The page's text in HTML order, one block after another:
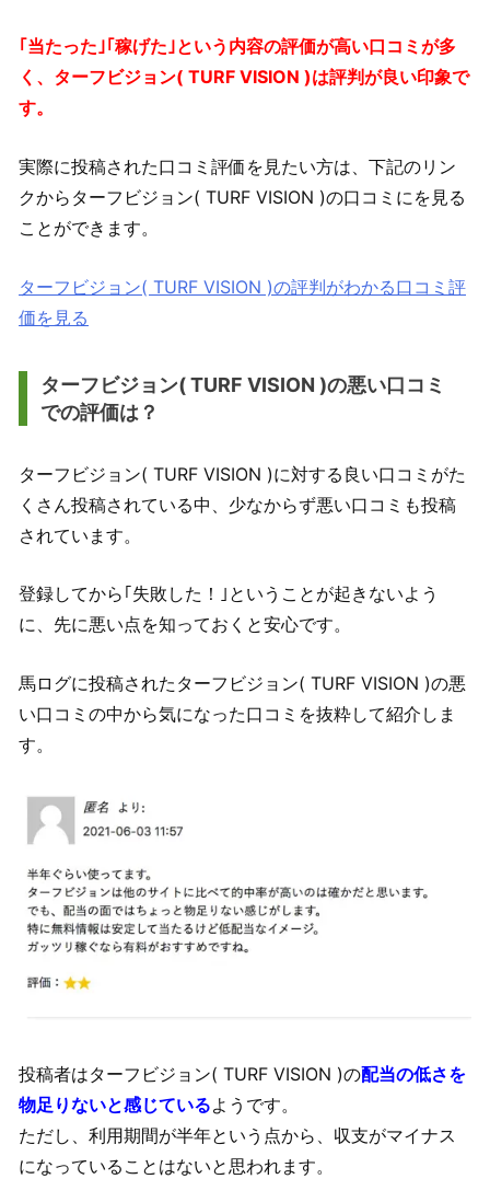
｢当たった｣｢稼げた｣という内容の評価が高い口コミが多
く、ターフビジョン( TURF VISION )は評判が良い印象で
す。
実際に投稿された口コミ評価を見たい方は、下記のリン
クからターフビジョン( TURF VISION )の口コミにを見る
ことができます。
ターフビジョン( TURF VISION )の評判がわかる口コミ評
価を見る
ターフビジョン( TURF VISION )の悪い口コミ
での評価は？
ターフビジョン( TURF VISION )に対する良い口コミがた
くさん投稿されている中、少なからず悪い口コミも投稿
されています。
登録してから｢失敗した！｣ということが起きないよう
に、先に悪い点を知っておくと安心です。
馬ログに投稿されたターフビジョン( TURF VISION )の悪
い口コミの中から気になった口コミを抜粋して紹介しま
す。
投稿者はターフビジョン( TURF VISION )の配当の低さを
物足りないと感じているようです。
ただし、利用期間が半年という点から、収支がマイナス
になっていることはないと思われます。